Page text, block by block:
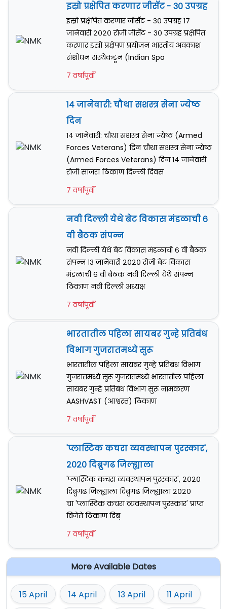
इस्रो प्रक्षेपित करणार जीसॅट - ३० उपग्रह
इस्रो प्रक्षेपित करणार जीसॅट - ३० उपग्रह १७
जानेवारी २०२० रोजी जीसॅट - ३० उपग्रह प्रक्षेपित
करणार इस्रो प्रक्षेपण प्रयोजन भारतीय अवकाश
संशोधन संस्थेकडून (Indian Spa
7 वर्षापूर्वी
१४ जानेवारी: चौथा सशस्त्र सेना ज्येष्ठ
दिन
१४ जानेवारी: चौथा सशस्त्र सेना ज्येष्ठ (Armed
Forces Veterans) दिन चौथा सशस्त्र सेना ज्येष्ठ
(Armed Forces Veterans) दिन १४ जानेवारी
रोजी साजरा ठिकाण दिल्ली दिवस
7 वर्षापूर्वी
नवी दिल्ली येथे बेट विकास मंडळाची ६
वी बैठक संपन्न
नवी दिल्ली येथे बेट विकास मंडळाची ६ वी बैठक
संपन्न १३ जानेवारी २०२० रोजी बेट विकास
मंडळाची ६ वी बैठक नवी दिल्ली येथे संपन्न
ठिकाण नवी दिल्ली अध्यक्ष
7 वर्षापूर्वी
भारतातील पहिला सायबर गुन्हे प्रतिबंध
विभाग गुजरातमध्ये सुरू
भारतातील पहिला सायबर गुन्हे प्रतिबंध विभाग
गुजरातमध्ये सुरू गुजरातमध्ये भारतातील पहिला
सायबर गुन्हे प्रतिबंध विभाग सुरू नामकरण
AASHVAST (आश्वस्त) ठिकाण
7 वर्षापूर्वी
'प्लास्टिक कचरा व्यवस्थापन पुरस्कार',
२०२० दिब्रुगढ जिल्ह्याला
'प्लास्टिक कचरा व्यवस्थापन पुरस्कार', २०२०
दिब्रुगढ जिल्ह्याला दिब्रुगढ जिल्ह्याला २०२०
चा 'प्लास्टिक कचरा व्यवस्थापन पुरस्कार' प्राप्त
विजेते ठिकाण दिब्
7 वर्षापूर्वी
More Available Dates
15 April 14 April 13 April 11 April